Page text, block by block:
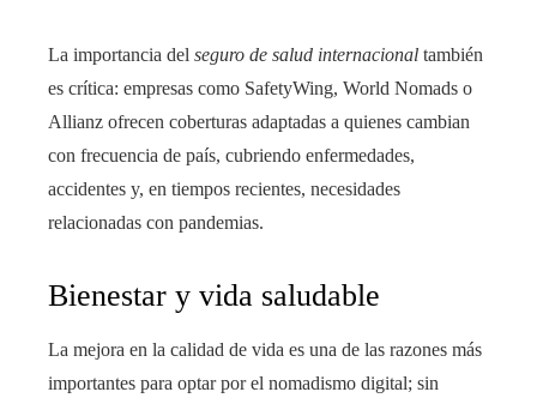
La importancia del seguro de salud internacional también
es crítica: empresas como SafetyWing, World Nomads o
Allianz ofrecen coberturas adaptadas a quienes cambian
con frecuencia de país, cubriendo enfermedades,
accidentes y, en tiempos recientes, necesidades
relacionadas con pandemias.
Bienestar y vida saludable
La mejora en la calidad de vida es una de las razones más
importantes para optar por el nomadismo digital; sin